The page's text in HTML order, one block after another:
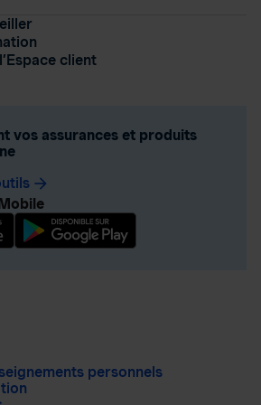
client
vos assurances et produits
arrow_forward
personnels